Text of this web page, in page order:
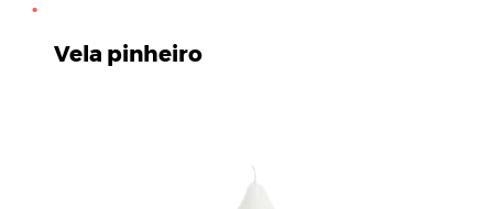
Vela pinheiro